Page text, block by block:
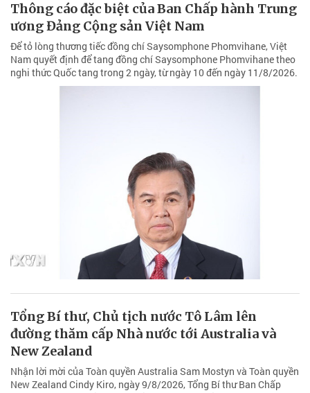
Thông cáo đặc biệt của Ban Chấp hành Trung
ương Đảng Cộng sản Việt Nam
Để tỏ lòng thương tiếc đồng chí Saysomphone Phomvihane, Việt
Nam quyết định để tang đồng chí Saysomphone Phomvihane theo
nghi thức Quốc tang trong 2 ngày, từ ngày 10 đến ngày 11/8/2026.
Tổng Bí thư, Chủ tịch nước Tô Lâm lên
đường thăm cấp Nhà nước tới Australia và
New Zealand
Nhận lời mời của Toàn quyền Australia Sam Mostyn và Toàn quyền
New Zealand Cindy Kiro, ngày 9/8/2026, Tổng Bí thư Ban Chấp